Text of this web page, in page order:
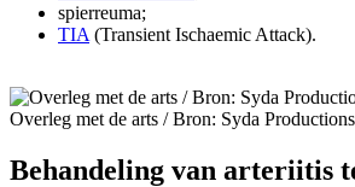
spierreuma;
TIA (Transient Ischaemic Attack).
Overleg met de arts /Bron: Syda
Behandeling van arteriitis